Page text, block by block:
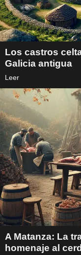
Los castros
Galicia antigua
Leer
A Matanza: La
homenaje al